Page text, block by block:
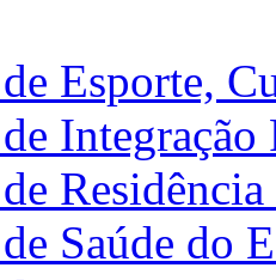
Esporte,
Integração
Saúde do